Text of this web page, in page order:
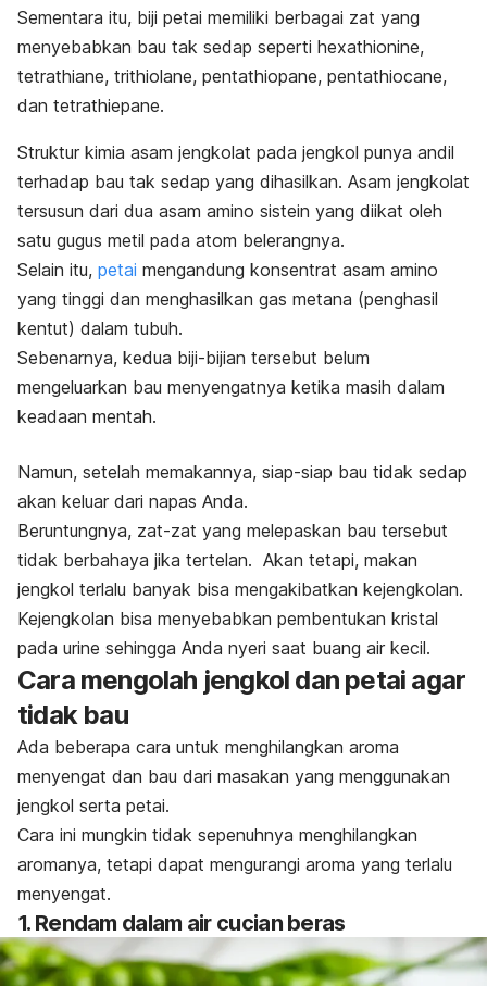
Sementara itu, biji petai memiliki berbagai zat yang
menyebabkan bau tak sedap seperti hexathionine,
tetrathiane, trithiolane, pentathiopane, pentathiocane,
dan tetrathiepane.
Struktur kimia asam jengkolat pada jengkol punya andil
terhadap bau tak sedap yang dihasilkan. Asam jengkolat
tersusun dari dua asam amino sistein yang diikat oleh
satu gugus metil pada atom belerangnya.
Selain itu, petai mengandung konsentrat asam amino
yang tinggi dan menghasilkan gas metana (penghasil
kentut) dalam tubuh.
Sebenarnya, kedua biji-bijian tersebut belum
mengeluarkan bau menyengatnya ketika masih dalam
keadaan mentah.
Namun, setelah memakannya, siap-siap bau tidak sedap
akan keluar dari napas Anda.
Beruntungnya, zat-zat yang melepaskan bau tersebut
tidak berbahaya jika tertelan. Akan tetapi, makan
jengkol terlalu banyak bisa mengakibatkan kejengkolan.
Kejengkolan bisa menyebabkan pembentukan kristal
pada urine sehingga Anda nyeri saat buang air kecil.
Cara mengolah jengkol dan petai agar
tidak bau
Ada beberapa cara untuk menghilangkan aroma
menyengat dan bau dari masakan yang menggunakan
jengkol serta petai.
Cara ini mungkin tidak sepenuhnya menghilangkan
aromanya, tetapi dapat mengurangi aroma yang terlalu
menyengat.
1. Rendam dalam air cucian beras